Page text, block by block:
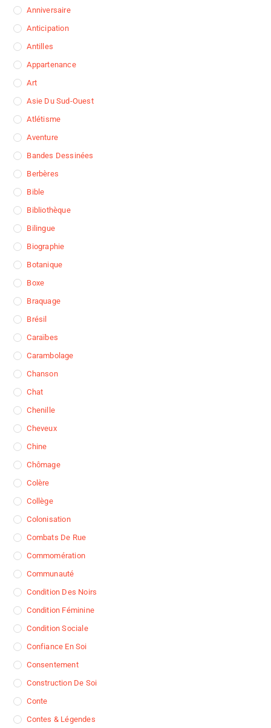
Anniversaire
Anticipation
Antilles
Appartenance
Art
Asie Du Sud-Ouest
Atlétisme
Aventure
Bandes Dessinées
Berbères
Bible
Bibliothèque
Bilingue
Biographie
Botanique
Boxe
Braquage
Brésil
Caraïbes
Carambolage
Chanson
Chat
Chenille
Cheveux
Chine
Chômage
Colère
Collège
Colonisation
Combats De Rue
Commomération
Communauté
Condition Des Noirs
Condition Féminine
Condition Sociale
Confiance En Soi
Consentement
Construction De Soi
Conte
Contes & Légendes